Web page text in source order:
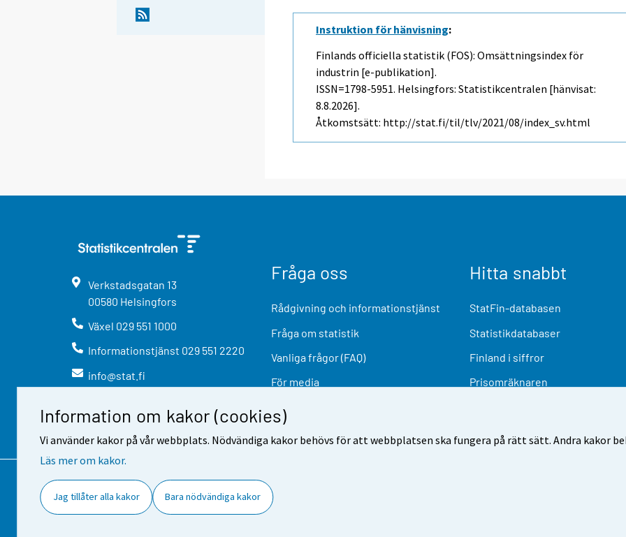
Information om kakor (cookies)
Vi använder kakor på vår webbplats. Nödvändiga kakor behövs för att webbplatsen ska fungera på rätt sätt. Andra kakor
Läs mer om kakor.
Jag tillåter alla kakor Bara nödvändiga kakor
Instruktion för hänvisning:
Finlands officiella statistik (FOS): Omsättningsindex för
industrin [e-publikation].
ISSN=1798-5951. Helsingfors: Statistikcentralen [hänvisat:
8.8.2026].
Åtkomstsätt: http://stat.fi/til/tlv/2021/08/index_sv.html
Verkstadsgatan 13
00580 Helsingfors
Växel 029 551 1000
Informationstjänst 029 551 2220
info@stat.fi
Fråga oss
Rådgivning och informationstjänst
Fråga om statistik
Vanliga frågor (FAQ)
För media
Hitta snabbt
StatFin-databasen
Statistikdatabaser
Finland i siffror
Prisomräknaren
Kontaktinformation Respons